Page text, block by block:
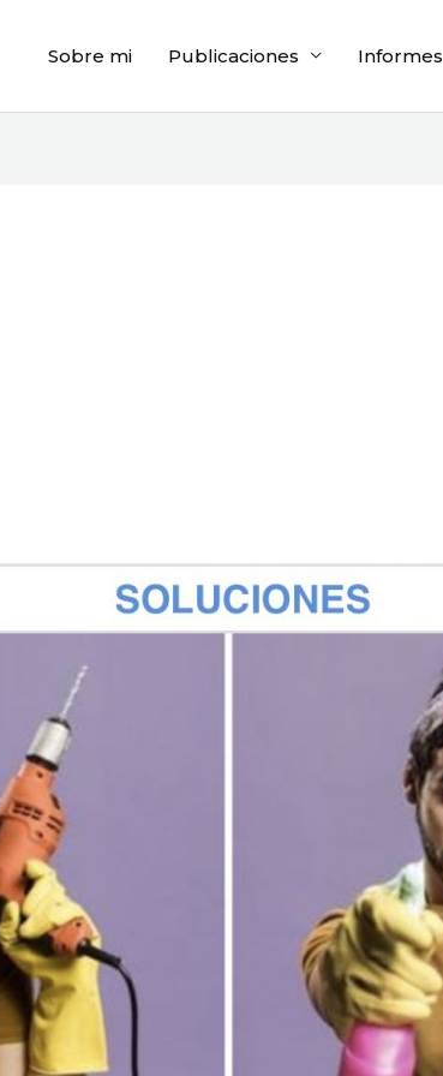
Sobre mi Publicaciones Informes